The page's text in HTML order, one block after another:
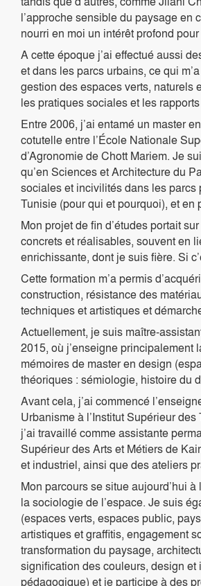
l’approche sensible du paysage en
nourri en moi un intérêt profond
A cette époque j’ai effectué aussi
et dans les parcs urbains, ce qui
gestion des espaces verts, naturels
les pratiques sociales et les
Entre 2006, j’ai entamé un master
cotutelle entre l’École Nationale
d’Agronomie de Chott Mariem. Je
qu’en Sciences et Architecture du
sociales et incivilités dans les parcs
Tunisie (pour qui et pourquoi), et en
Mon projet de fin d’études portait
concrets et réalisables, souvent en
enrichissante, dont je suis fière. Si
Cette formation m’a permis
construction, résistance des
techniques et artistiques et
Actuellement, je suis maître-
2015, où j’enseigne principalement
mémoires de master en design
théoriques : sémiologie, histoire du
Avant cela, j’ai commencé
Urbanisme à l’Institut Supérieur
j’ai travaillé comme assistante
Supérieur des Arts et Métiers de
et industriel, ainsi que des ateliers
Mon parcours se situe aujourd’hui
la sociologie de l’espace. Je suis
(espaces verts, espaces public,
artistiques et graffitis, engagement
transformation du paysage,
signification des couleurs, design
pédagogique) et je participe à des